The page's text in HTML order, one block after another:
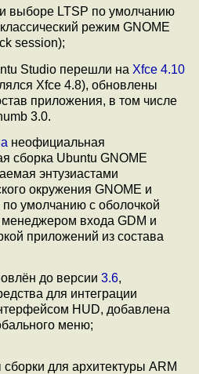
выборе LTSP по умолчанию
режим GNOME
session);
Studio перешли на Xfce 4.10
Xfce 4.8), обновлены
приложения, в том числе
3.0.
неофициальная
сборка Ubuntu GNOME
энтузиастами
окружения GNOME и
умолчанию с оболочкой
входа GDM и
приложений из состава
до версии 3.6,
для интеграции
HUD, добавлена
меню;
для архитектуры ARM